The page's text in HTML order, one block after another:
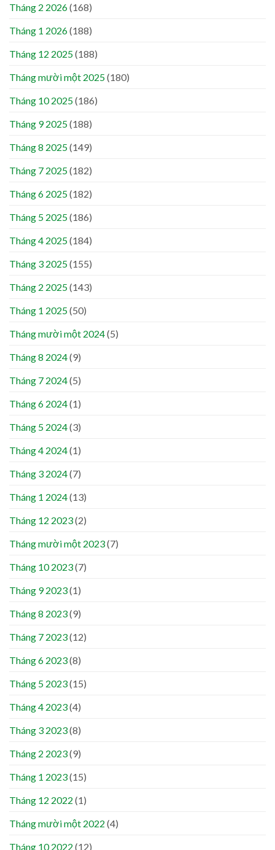
Tháng 2 2026(168)
Tháng 1 2026(188)
Tháng 12 2025(188)
Tháng mười một 2025(180)
Tháng 10 2025(186)
Tháng 9 2025(188)
Tháng 8 2025(149)
Tháng 7 2025(182)
Tháng 6 2025(182)
Tháng 5 2025(186)
Tháng 4 2025(184)
Tháng 3 2025(155)
Tháng 2 2025(143)
Tháng 1 2025(50)
Tháng mười một 2024(5)
Tháng 8 2024(9)
Tháng 7 2024(5)
Tháng 6 2024(1)
Tháng 5 2024(3)
Tháng 4 2024(1)
Tháng 3 2024(7)
Tháng 1 2024(13)
Tháng 12 2023(2)
Tháng mười một 2023(7)
Tháng 10 2023(7)
Tháng 9 2023(1)
Tháng 8 2023(9)
Tháng 7 2023(12)
Tháng 6 2023(8)
Tháng 5 2023(15)
Tháng 4 2023(4)
Tháng 3 2023(8)
Tháng 2 2023(9)
Tháng 1 2023(15)
Tháng 12 2022 (1)
Tháng mười một 2022 (4)
Tháng 10 2022 (12)